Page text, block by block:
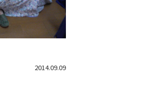
2014.09.09